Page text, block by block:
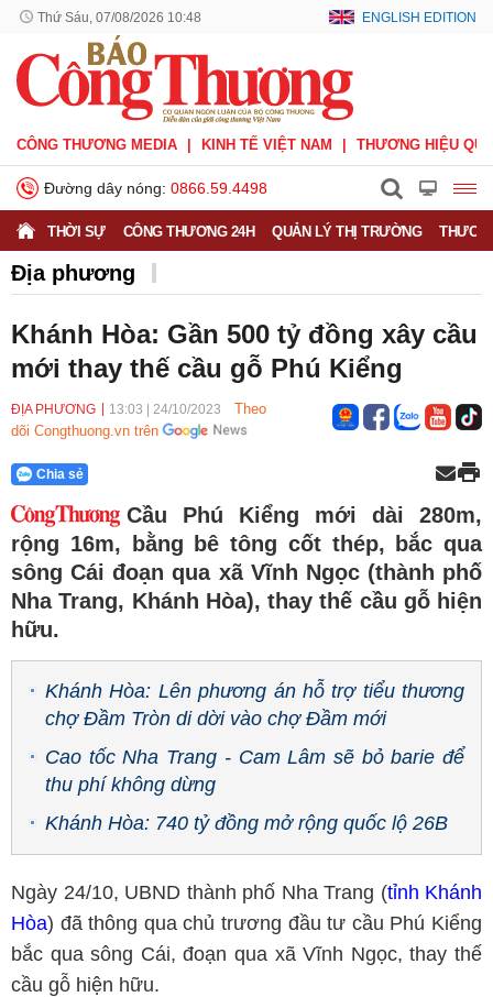
Thứ Sáu, 07/08/2026 10:48 ENGLISH EDITION
CÔNG THƯƠNG MEDIA KINH TẾ VIỆT NAM THƯƠNG HIỆU
Đường dây nóng: 0866.59.4498
THỜI SỰ CÔNG THƯƠNG 24H QUẢN LÝ THỊ TRƯỜNG
Địa phương
Khánh Hòa: Gần 500 tỷ đồng xây cầu
mới thay thế cầu gỗ Phú Kiểng
ĐỊA PHƯƠNG 13:03 24/10/2023
Theo
dõi Congthuong.vn trên
Chia sẻ
Cầu Phú Kiểng mới dài 280m,
rộng 16m, bằng bê tông cốt thép, bắc qua
sông Cái đoạn qua xã Vĩnh Ngọc (thành phố
Nha Trang, Khánh Hòa), thay thế cầu gỗ hiện
hữu.
Khánh Hòa: Lên phương án hỗ trợ tiểu thương
chợ Đầm Tròn di dời vào chợ Đầm mới
Cao tốc Nha Trang - Cam Lâm sẽ bỏ barie để
thu phí không dừng
Khánh Hòa: 740 tỷ đồng mở rộng quốc lộ 26B
Ngày 24/10, UBND thành phố Nha Trang (tỉnh Khánh
Hòa) đã thông qua chủ trương đầu tư cầu Phú Kiểng
bắc qua sông Cái, đoạn qua xã Vĩnh Ngọc, thay thế
cầu gỗ hiện hữu.